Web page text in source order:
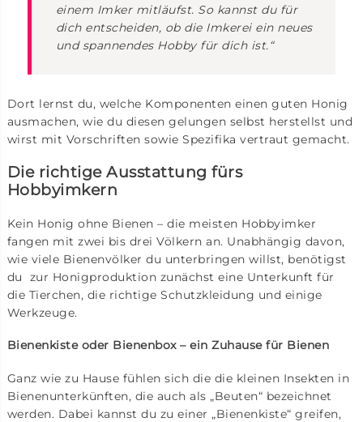
einem Imker mitläufst. So kannst du für
dich entscheiden, ob die Imkerei ein neues
und spannendes Hobby für dich ist.“
Dort lernst du, welche Komponenten einen guten Honig
ausmachen, wie du diesen gelungen selbst herstellst und
wirst mit Vorschriften sowie Spezifika vertraut gemacht.
Die richtige Ausstattung fürs
Hobbyimkern
Kein Honig ohne Bienen – die meisten Hobbyimker
fangen mit zwei bis drei Völkern an. Unabhängig davon,
wie viele Bienenvölker du unterbringen willst, benötigst
du zur Honigproduktion zunächst eine Unterkunft für
die Tierchen, die richtige Schutzkleidung und einige
Werkzeuge.
Bienenkiste oder Bienenbox – ein Zuhause für Bienen
Ganz wie zu Hause fühlen sich die die kleinen Insekten in
Bienenunterkünften, die auch als „Beuten“ bezeichnet
werden. Dabei kannst du zu einer „Bienenkiste“ greifen,